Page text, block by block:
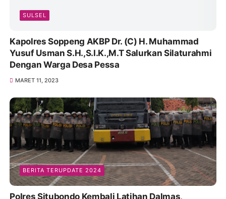
POPULAR POSTS
SULSEL
Kapolres Soppeng AKBP Dr. (C) H. Muhammad
Yusuf Usman S.H.,S.I.K.,M.T Salurkan Silaturahmi
Dengan Warga Desa Pessa